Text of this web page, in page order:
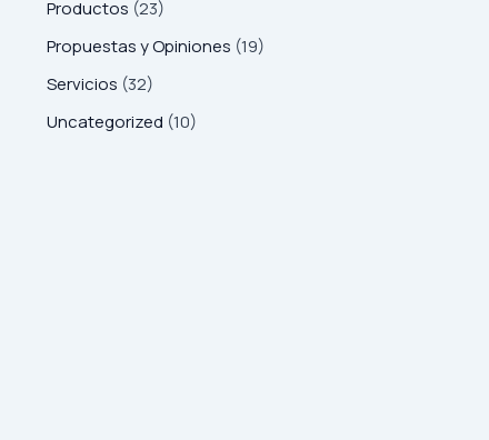
Productos (23)
Propuestas y Opiniones (19)
Servicios (32)
Uncategorized (10)